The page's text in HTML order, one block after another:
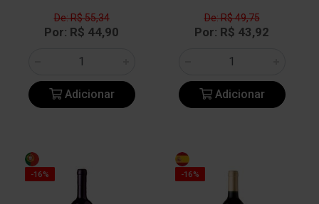
De: R$ 55,34
Por: R$ 44,90
Adicionar
De: R$ 49,75
Por: R$ 43,92
Adicionar
-16% -16%